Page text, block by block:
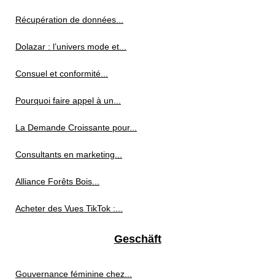
Récupération de données...
Dolazar : l’univers mode et...
Consuel et conformité...
Pourquoi faire appel à un...
La Demande Croissante pour...
Consultants en marketing...
Alliance Forêts Bois...
Acheter des Vues TikTok :...
Geschäft
Gouvernance féminine chez...